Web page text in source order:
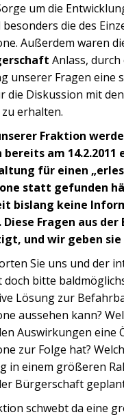
um die
die des
Außerdem waren
Anlass, durch
unserer Fragen eine
die Diskussion mit
erhalten.
Fraktion
am 14.2.2011
für einen
statt gefunden
bislang keine
Fragen aus
und wir geben
Sie uns und der
bitte
Lösung zur
aussehen kann?
Auswirkungen eine
zur Folge hat?
in einem größeren
Bürgerschaft
schwebt da eine